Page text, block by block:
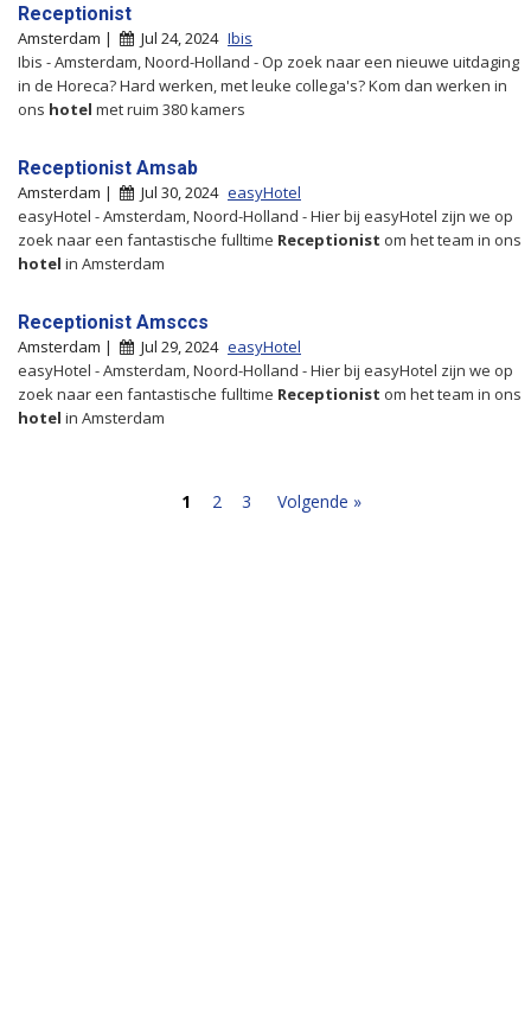
Receptionist
Amsterdam | Jul 24, 2024 Ibis
Ibis - Amsterdam, Noord-Holland - Op zoek naar een nieuwe uitdaging
in de Horeca? Hard werken, met leuke collega's? Kom dan werken in
ons hotel met ruim 380 kamers
Receptionist Amsab
Amsterdam | Jul 30, 2024 easyHotel
easyHotel - Amsterdam, Noord-Holland - Hier bij easyHotel zijn we op
zoek naar een fantastische fulltime Receptionist om het team in ons
hotel in Amsterdam
Receptionist Amsccs
Amsterdam | Jul 29, 2024 easyHotel
easyHotel - Amsterdam, Noord-Holland - Hier bij easyHotel zijn we op
zoek naar een fantastische fulltime Receptionist om het team in ons
hotel in Amsterdam
1 2 3 Volgende »